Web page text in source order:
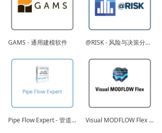
GAMS - 通用建模软件 @RISK - 风险与决策分析软件
Pipe Flow Expert - 管道流体分析软件 Visual MODFLOW Flex - 地下水建模软件